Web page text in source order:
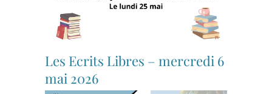
Les Ecrits Libres – mercredi 6
mai 2026